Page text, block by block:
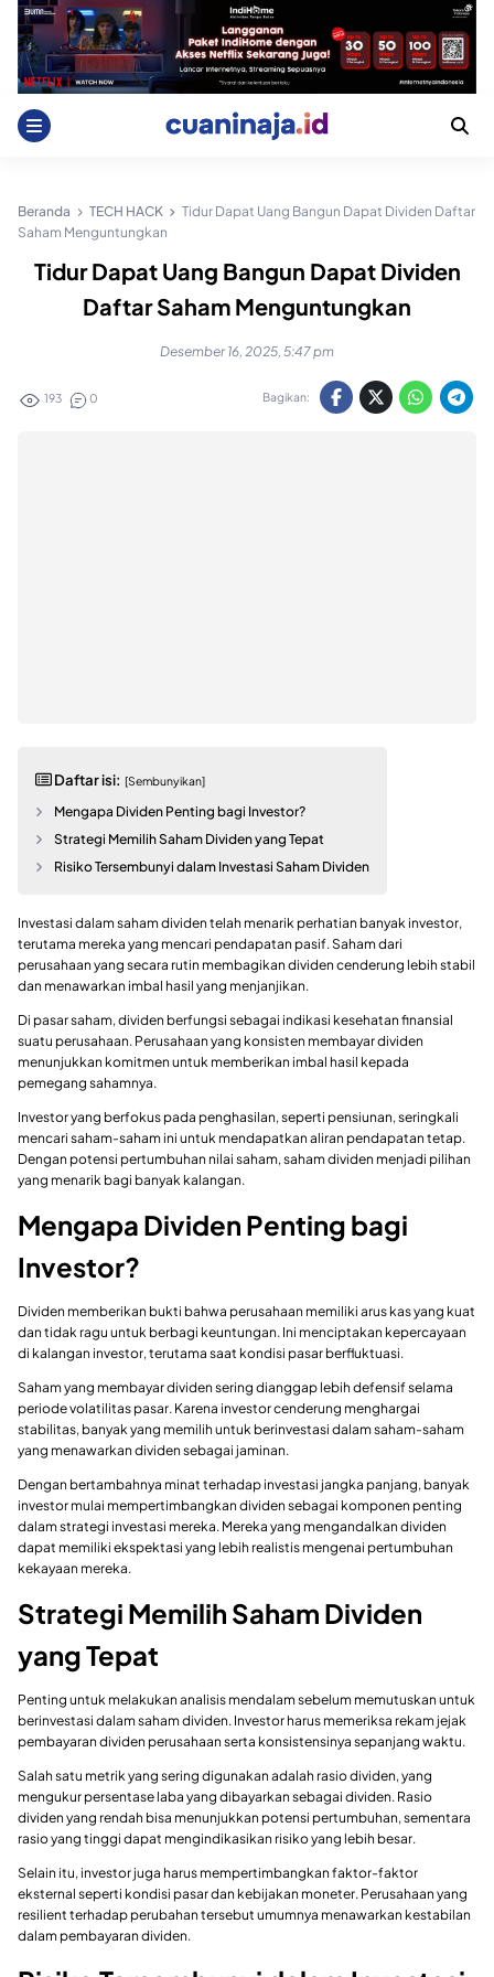
Skip
content
Beranda TECH HACK
Tidur Dapat Uang Bangun Dapat Dividen Daftar
Saham Menguntungkan
Tidur Dapat Uang Bangun Dapat Dividen
Daftar Saham Menguntungkan
Desember 16, 2025, 5:47 pm
193 0 Bagikan:
Daftar isi: [Sembunyikan]
Mengapa Dividen Penting bagi Investor?
Strategi Memilih Saham Dividen yang Tepat
Risiko Tersembunyi dalam Investasi Saham Dividen
Investasi dalam saham dividen telah menarik perhatian banyak investor,
terutama mereka yang mencari pendapatan pasif. Saham dari
perusahaan yang secara rutin membagikan dividen cenderung lebih stabil
dan menawarkan imbal hasil yang menjanjikan.
Di pasar saham, dividen berfungsi sebagai indikasi kesehatan finansial
suatu perusahaan. Perusahaan yang konsisten membayar dividen
menunjukkan komitmen untuk memberikan imbal hasil kepada
pemegang sahamnya.
Investor yang berfokus pada penghasilan, seperti pensiunan, seringkali
mencari saham-saham ini untuk mendapatkan aliran pendapatan tetap.
Dengan potensi pertumbuhan nilai saham, saham dividen menjadi pilihan
yang menarik bagi banyak kalangan.
Mengapa Dividen Penting bagi
Investor?
Dividen memberikan bukti bahwa perusahaan memiliki arus kas yang kuat
dan tidak ragu untuk berbagi keuntungan. Ini menciptakan kepercayaan
di kalangan investor, terutama saat kondisi pasar berfluktuasi.
Saham yang membayar dividen sering dianggap lebih defensif selama
periode volatilitas pasar. Karena investor cenderung menghargai
stabilitas, banyak yang memilih untuk berinvestasi dalam saham-saham
yang menawarkan dividen sebagai jaminan.
Dengan bertambahnya minat terhadap investasi jangka panjang, banyak
investor mulai mempertimbangkan dividen sebagai komponen penting
dalam strategi investasi mereka. Mereka yang mengandalkan dividen
dapat memiliki ekspektasi yang lebih realistis mengenai pertumbuhan
kekayaan mereka.
Strategi Memilih Saham Dividen
yang Tepat
Penting untuk melakukan analisis mendalam sebelum memutuskan untuk
berinvestasi dalam saham dividen. Investor harus memeriksa rekam jejak
pembayaran dividen perusahaan serta konsistensinya sepanjang waktu.
Salah satu metrik yang sering digunakan adalah rasio dividen, yang
mengukur persentase laba yang dibayarkan sebagai dividen. Rasio
dividen yang rendah bisa menunjukkan potensi pertumbuhan, sementara
rasio yang tinggi dapat mengindikasikan risiko yang lebih besar.
Selain itu, investor juga harus mempertimbangkan faktor-faktor
eksternal seperti kondisi pasar dan kebijakan moneter. Perusahaan yang
resilient terhadap perubahan tersebut umumnya menawarkan kestabilan
dalam pembayaran dividen.